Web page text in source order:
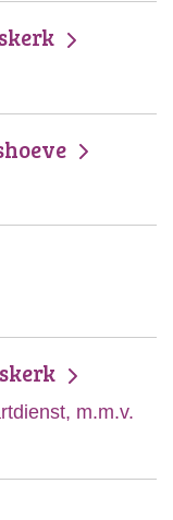
m.m.v.